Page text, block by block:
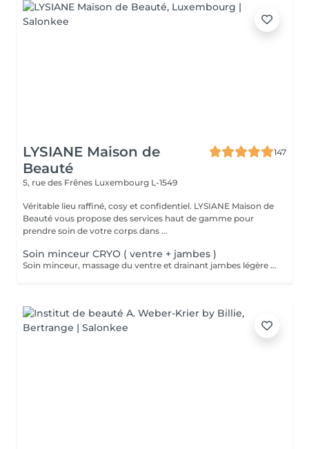
LYSIANE Maison de
Beauté
147
5, rue des Frênes Luxembourg L-1549
Véritable lieu raffiné, cosy et confidentiel. LYSIANE Maison de
Beauté vous propose des services haut de gamme pour
prendre soin de votre corps dans ...
Soin minceur CRYO ( ventre + jambes )
Soin minceur, massage du ventre et drainant jambes légère associé a un enveloppement bandes / liquide CRYO pour un effet raffermissant +++